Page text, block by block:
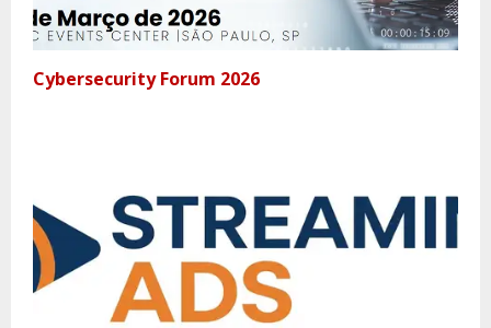
Cybersecurity Forum 2026